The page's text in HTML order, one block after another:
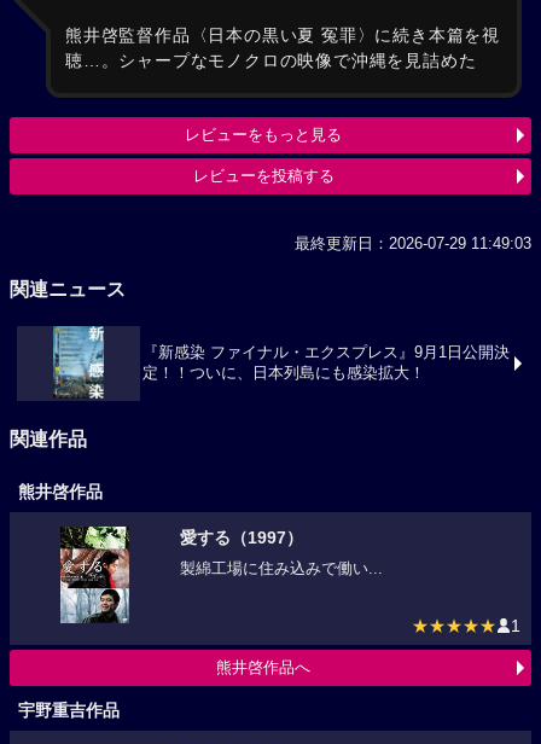
熊井啓監督作品〈日本の黒い夏 冤罪〉に続き本篇を視
聴…。シャープなモノクロの映像で沖縄を見詰めた
レビューをもっと見る
レビューを投稿する
最終更新日：2026-07-29 11:49:03
関連ニュース
『新感染 ファイナル・エクスプレス』9月1日公開決
定！！ついに、日本列島にも感染拡大！
関連作品
熊井啓作品
愛する（1997）
製綿工場に住み込みで働い...
★★★★★ 1
熊井啓作品へ
宇野重吉作品